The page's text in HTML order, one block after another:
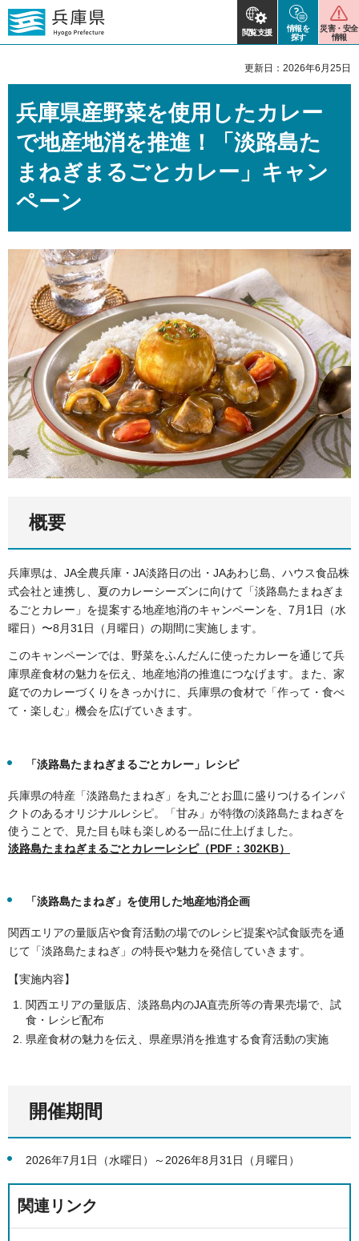
閲覧支援
情報を
探す
災害・安全
情報
更新日：2026年6月25日
兵庫県産野菜を使用したカレー
で地産地消を推進！「淡路島た
まねぎまるごとカレー」キャン
ペーン
概要
兵庫県は、JA全農兵庫・JA淡路日の出・JAあわじ島、ハウス食品株
式会社と連携し、夏のカレーシーズンに向けて「淡路島たまねぎま
るごとカレー」を提案する地産地消のキャンペーンを、7月1日（水
曜日）〜8月31日（月曜日）の期間に実施します。
このキャンペーンでは、野菜をふんだんに使ったカレーを通じて兵
庫県産食材の魅力を伝え、地産地消の推進につなげます。また、家
庭でのカレーづくりをきっかけに、兵庫県の食材で「作って・食べ
て・楽しむ」機会を広げていきます。
「淡路島たまねぎまるごとカレー」レシピ
兵庫県の特産「淡路島たまねぎ」を丸ごとお皿に盛りつけるインパ
クトのあるオリジナルレシピ。「甘み」が特徴の淡路島たまねぎを
使うことで、見た目も味も楽しめる一品に仕上げました。
淡路島たまねぎまるごとカレーレシピ（PDF：302KB）
「淡路島たまねぎ」を使用した地産地消企画
関西エリアの量販店や食育活動の場でのレシピ提案や試食販売を通
じて「淡路島たまねぎ」の特長や魅力を発信していきます。
【実施内容】
関西エリアの量販店、淡路島内のJA直売所等の青果売場で、試
食・レシピ配布
県産食材の魅力を伝え、県産県消を推進する食育活動の実施
開催期間
2026年7月1日（水曜日）～2026年8月31日（月曜日）
関連リンク